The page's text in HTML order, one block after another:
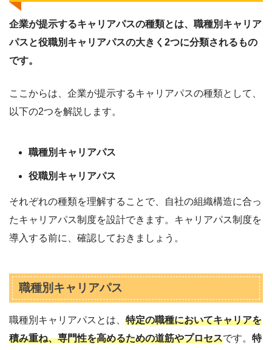
企業が提示するキャリアパスの種類とは、職種別キャリア
パスと役職別キャリアパスの大きく2つに分類されるもの
です。
ここからは、企業が提示するキャリアパスの種類として、
以下の2つを解説します。
職種別キャリアパス
役職別キャリアパス
それぞれの種類を理解することで、自社の組織構造に合っ
たキャリアパス制度を設計できます。キャリアパス制度を
導入する前に、確認しておきましょう。
職種別キャリアパス
職種別キャリアパスとは、 特定の職種においてキャリアを
積み重ね、専門性を高めるための道筋やプロセスです。 特